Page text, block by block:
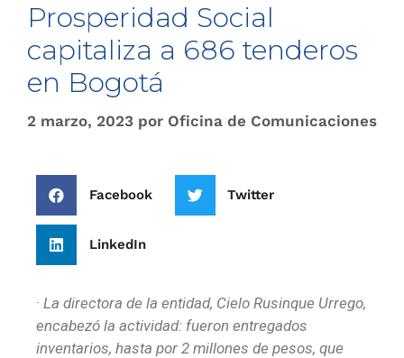
Prosperidad Social
capitaliza a 686 tenderos
en Bogotá
2 marzo, 2023 por Oficina de Comunicaciones
Facebook Twitter
LinkedIn
· La directora de la entidad, Cielo Rusinque Urrego,
encabezó la actividad: fueron entregados
inventarios, hasta por 2 millones de pesos, que